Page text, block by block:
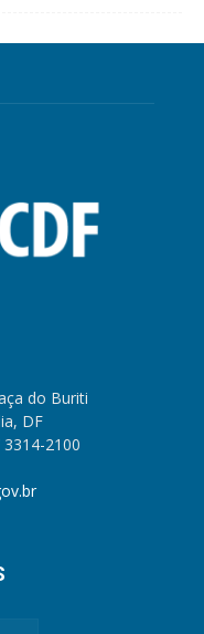
do Buriti
DF
3314-2100